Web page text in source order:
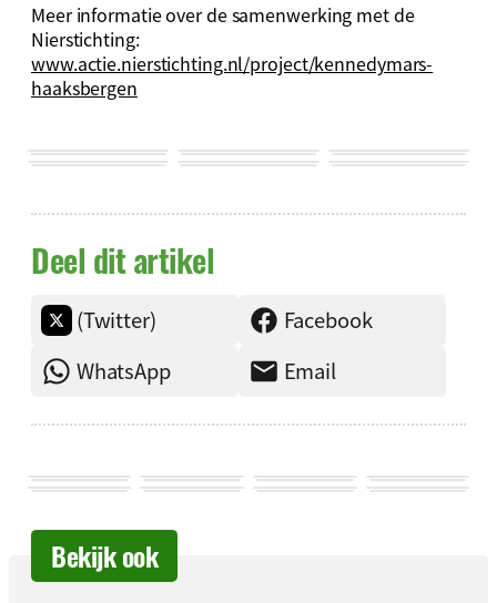
Meer informatie over de samenwerking met de
Nierstichting:
www.actie.nierstichting.nl/project/kennedymars-
haaksbergen
Deel dit artikel
(Twitter)
Facebook
WhatsApp
Email
Bekijk ook